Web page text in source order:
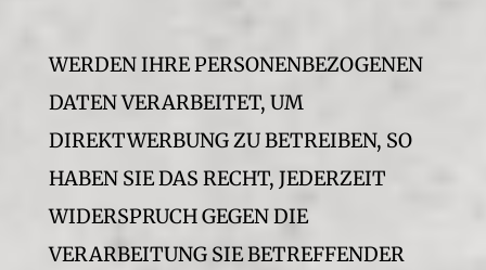
WERDEN IHRE PERSONENBEZOGENEN
DATEN VERARBEITET, UM
DIREKTWERBUNG ZU BETREIBEN, SO
HABEN SIE DAS RECHT, JEDERZEIT
WIDERSPRUCH GEGEN DIE
VERARBEITUNG SIE BETREFFENDER